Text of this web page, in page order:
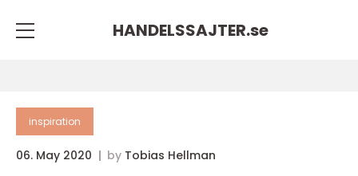
HANDELSSAJTER.se
inspiration
06. May 2020 by Tobias Hellman